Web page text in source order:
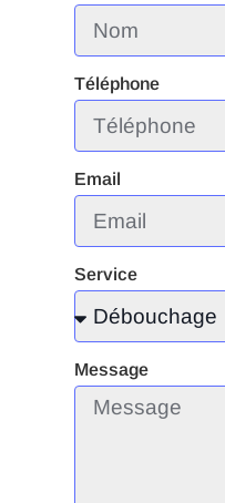
Téléphone
Email
Service
Message